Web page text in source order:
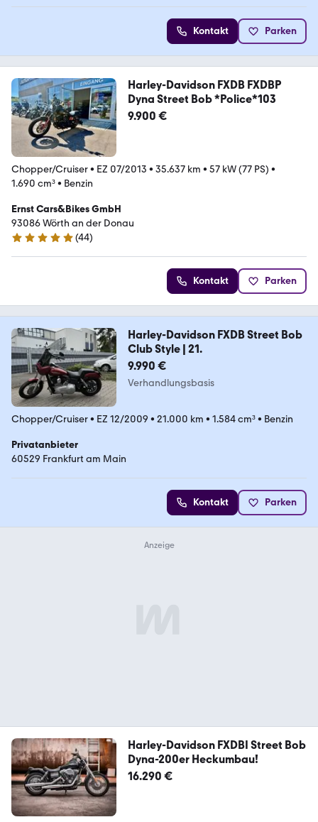
Kontakt Parken
Harley-Davidson FXDB FXDBP
Dyna Street Bob *Police*103
9.900 €
Chopper/Cruiser• EZ 07/2013 • 35.637 km • 57 kW (77 PS) •
1.690 cm³• Benzin
Ernst Cars&Bikes GmbH
93086 Wörth an der Donau
5 Sterne
(44)
Kontakt Parken
Harley-Davidson FXDB Street Bob
Club Style | 21.
9.990 €
Verhandlungsbasis
Chopper/Cruiser• EZ 12/2009 • 21.000 km • 1.584 cm³• Benzin
Privatanbieter
60529 Frankfurt am Main
Kontakt Parken
Harley-Davidson FXDBI Street Bob
Dyna-200er Heckumbau!
16.290 €